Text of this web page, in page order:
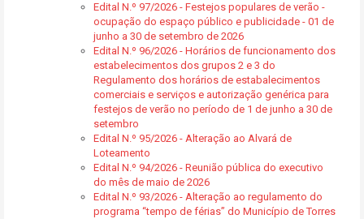
Edital N.º 97/2026 - Festejos populares de verão -
ocupação do espaço público e publicidade - 01 de
junho a 30 de setembro de 2026
Edital N.º 96/2026 - Horários de funcionamento dos
estabelecimentos dos grupos 2 e 3 do
Regulamento dos horários de estabalecimentos
comerciais e serviços e autorização genérica para
festejos de verão no período de 1 de junho a 30 de
setembro
Edital N.º 95/2026 - Alteração ao Alvará de
Loteamento
Edital N.º 94/2026 - Reunião pública do executivo
do mês de maio de 2026
Edital N.º 93/2026 - Alteração ao regulamento do
programa “tempo de férias” do Município de Torres